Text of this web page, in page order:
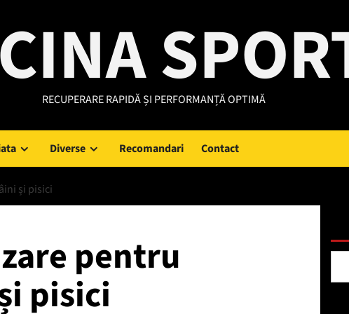
RECUPERARE RAPIDĂ ȘI PERFORMANȚĂ OPTIMĂ
Diverse Recomandari Contact
și pisici
pentru
pisici